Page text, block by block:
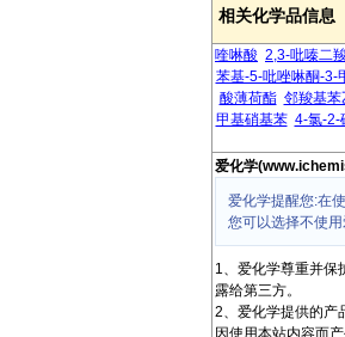
相关化学品信息
喹啉酸 2,3-吡嗪二
苯基-5-吡唑啉酮-3-
酸薄荷酯 邻羧基苯
甲基硝基苯 4-氯-2-
爱化学
爱化学提醒您:在
您可以选择不使
1、爱化学尊重并保
露给第三方。
2、爱化学提供的产
因使用本站内容而